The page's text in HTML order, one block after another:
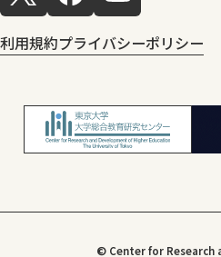
利用規約プライバシーポリシー
© Center for Research